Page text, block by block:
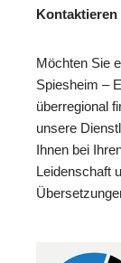
Möchten Sie
Spiesheim –
überregional
unsere
Ihnen bei
Leidenschaft